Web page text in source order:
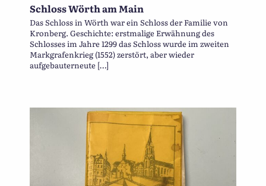
Schloss Wörth am Main
Das Schloss in Wörth war ein Schloss der Familie von
Kronberg. Geschichte: erstmalige Erwähnung des
Schlosses im Jahre 1299 das Schloss wurde im zweiten
Markgrafenkrieg (1552) zerstört, aber wieder
aufgebauterneute […]